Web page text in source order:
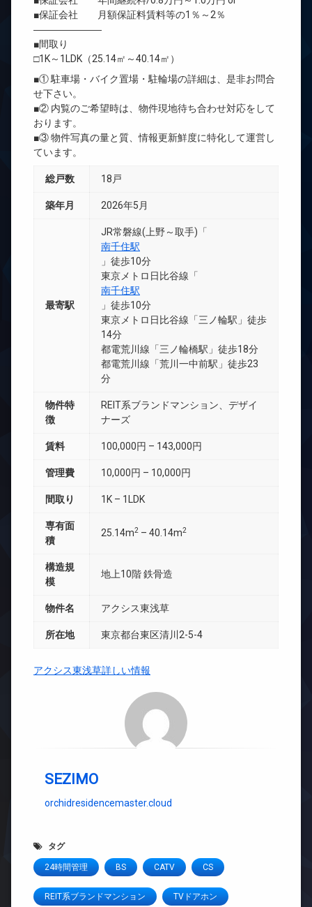
■保証会社 月額保証料賃料等の1％～2％
―――――――
■間取り
□1K～1LDK（25.14㎡～40.14㎡）
■① 駐車場・バイク置場・駐輪場の詳細は、是非お問合
せ下さい。
■② 内覧のご希望時は、物件現地待ち合わせ対応をして
おります。
■③ 物件写真の量と質、情報更新鮮度に特化して運営し
ています。
総戸数 18戸
築年月 2026年5月
最寄駅
JR常磐線(上野～取手)「
南千住駅
」徒歩10分
東京メトロ日比谷線「
南千住駅
」徒歩10分
東京メトロ日比谷線「三ノ輪駅」徒歩
14分
都電荒川線「三ノ輪橋駅」徒歩18分
都電荒川線「荒川一中前駅」徒歩23
分
物件特
徴
REIT系ブランドマンション、デザイ
ナーズ
賃料 100,000円 – 143,000円
管理費 10,000円 – 10,000円
間取り 1K – 1LDK
専有面
積
25.14m2 – 40.14m2
構造規
模
地上10階 鉄骨造
物件名 アクシス東浅草
所在地 東京都台東区清川2-5-4
アクシス東浅草詳しい情報
SEZIMO
orchidresidencemaster.cloud
タグ
24時間管理 BS CATV CS
REIT系ブランドマンション TVドアホン